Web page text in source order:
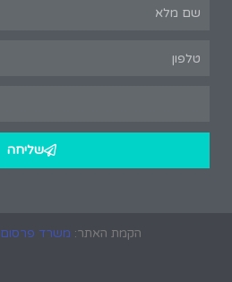
שליחה
הקמת האתר: משרד פרסום